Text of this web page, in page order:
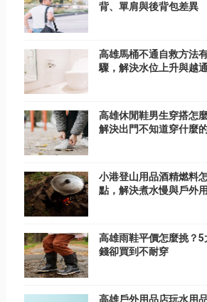
背、單肩與後背包差異
高雄馬桶不通自救方法
驟，解決水位上升與越
高雄休閒鞋男生穿搭怎
解決出門不知道穿什麼
小港登山用品酒精燃料
點，解決煮水慢與戶外
高雄雨鞋平價怎麼挑？
錢卻買到不耐穿
高雄戶外用品店玩水用